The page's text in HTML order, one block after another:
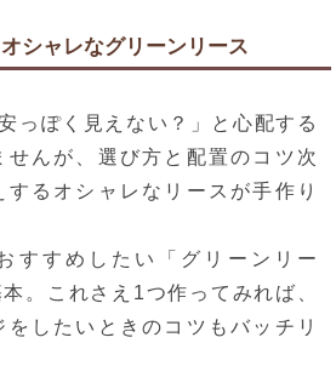
シャレなグリーンリース
っぽく見えない？」と心配する
んが、選び方と配置のコツ次
るオシャレなリースが手作り
すすめしたい「グリーンリー
。これさえ1つ作ってみれば、
したいときのコツもバッチリ